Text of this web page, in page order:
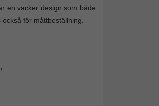
en vacker design som både
för måttbeställning.